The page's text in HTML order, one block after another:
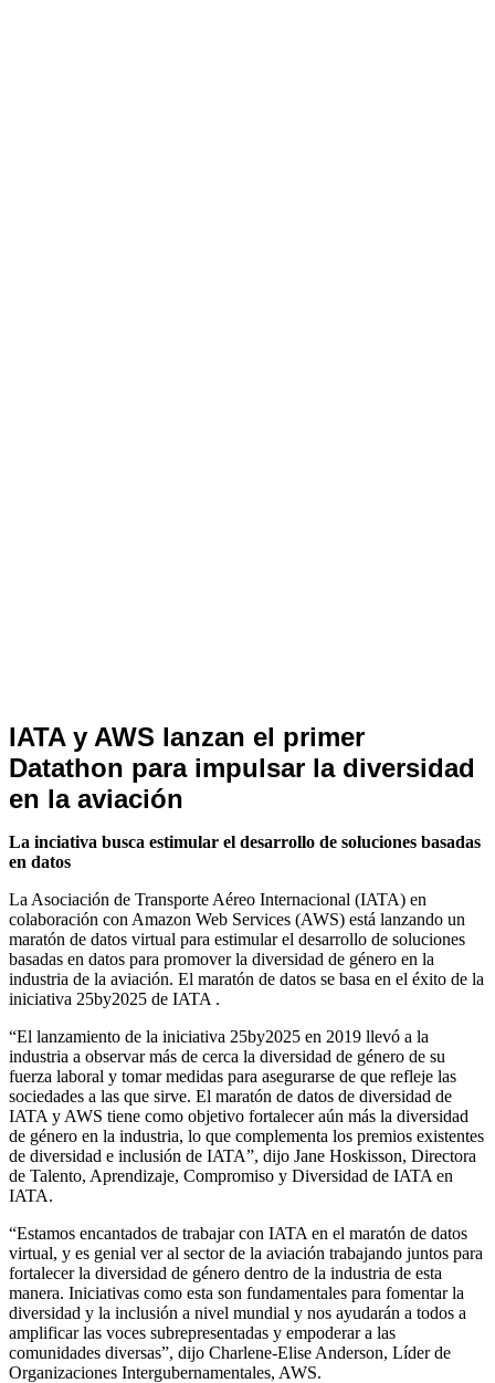
Noticias
de
Turismo
IATA y AWS lanzan el primer
Datathon para impulsar la diversidad
en la aviación
La inciativa busca estimular el desarrollo de soluciones basadas
en datos
La Asociación de Transporte Aéreo Internacional (IATA) en
colaboración con Amazon Web Services (AWS) está lanzando un
maratón de datos virtual para estimular el desarrollo de soluciones
basadas en datos para promover la diversidad de género en la
industria de la aviación. El maratón de datos se basa en el éxito de la
iniciativa 25by2025 de IATA .
“El lanzamiento de la iniciativa 25by2025 en 2019 llevó a la
industria a observar más de cerca la diversidad de género de su
fuerza laboral y tomar medidas para asegurarse de que refleje las
sociedades a las que sirve. El maratón de datos de diversidad de
IATA y AWS tiene como objetivo fortalecer aún más la diversidad
de género en la industria, lo que complementa los premios existentes
de diversidad e inclusión de IATA”, dijo Jane Hoskisson, Directora
de Talento, Aprendizaje, Compromiso y Diversidad de IATA en
IATA.
“Estamos encantados de trabajar con IATA en el maratón de datos
virtual, y es genial ver al sector de la aviación trabajando juntos para
fortalecer la diversidad de género dentro de la industria de esta
manera. Iniciativas como esta son fundamentales para fomentar la
diversidad y la inclusión a nivel mundial y nos ayudarán a todos a
amplificar las voces subrepresentadas y empoderar a las
comunidades diversas”, dijo Charlene-Elise Anderson, Líder de
Organizaciones Intergubernamentales, AWS.